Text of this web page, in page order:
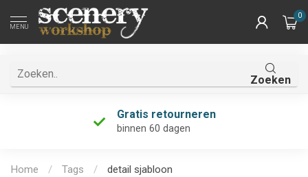
MENU
0
Zoeken
Gratis retourneren
binnen 60 dagen
Home / Tags / detail sjabloon